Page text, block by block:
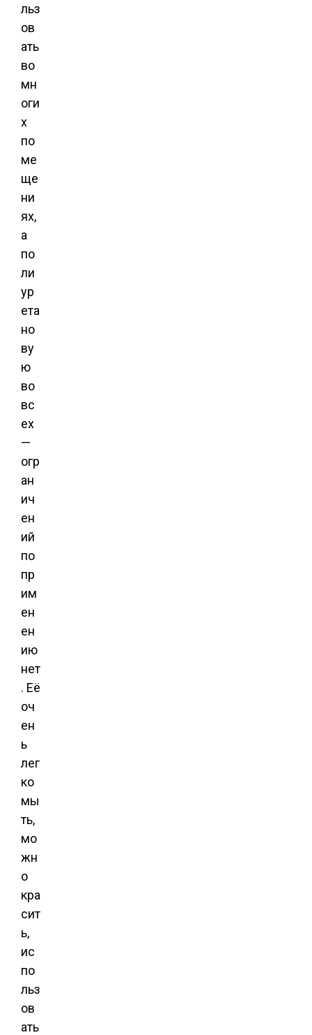
льз
ов
ать
во
мн
оги
х
по
ме
ще
ни
ях,
а
по
ли
ур
ета
но
ву
ю
во
вс
ех
—
огр
ан
ич
ен
ий
по
пр
им
ен
ен
ию
нет
. Её
оч
ен
ь
лег
ко
мы
ть,
мо
жн
о
кра
сит
ь,
ис
по
льз
ов
ать